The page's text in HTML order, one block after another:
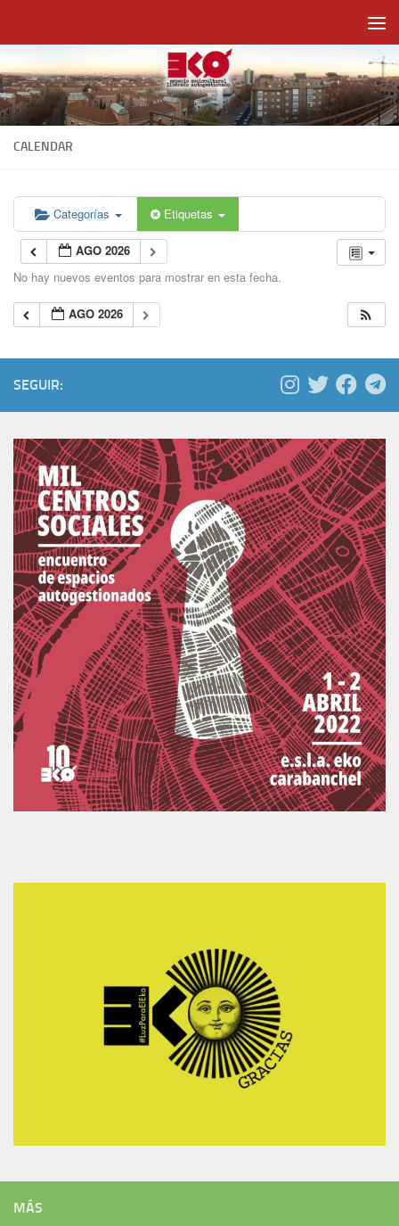
CALENDAR
Categorías Etiquetas
AGO 2026
No hay nuevos eventos para mostrar en esta fecha.
AGO 2026
SEGUIR:
MÁS